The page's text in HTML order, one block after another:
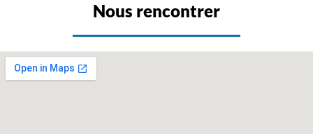
Nous rencontrer